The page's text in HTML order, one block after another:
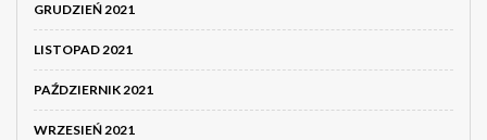
GRUDZIEŃ 2021
LISTOPAD 2021
PAŹDZIERNIK 2021
WRZESIEŃ 2021